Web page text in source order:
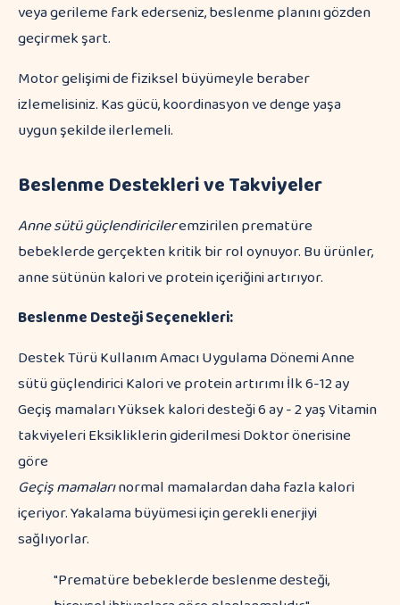
veya gerileme fark ederseniz, beslenme planını gözden
geçirmek şart.
Motor gelişimi de fiziksel büyümeyle beraber
izlemelisiniz. Kas gücü, koordinasyon ve denge yaşa
uygun şekilde ilerlemeli.
Beslenme Destekleri ve Takviyeler
Anne sütü güçlendiricileremzirilen prematüre
bebeklerde gerçekten kritik bir rol oynuyor. Bu ürünler,
anne sütünün kalori ve protein içeriğini artırıyor.
Beslenme Desteği Seçenekleri:
Destek Türü Kullanım Amacı Uygulama Dönemi Anne
sütü güçlendirici Kalori ve protein artırımı İlk 6-12 ay
Geçiş mamaları Yüksek kalori desteği 6 ay - 2 yaş Vitamin
takviyeleri Eksikliklerin giderilmesi Doktor önerisine
göre
Geçiş mamalarınormal mamalardan daha fazla kalori
içeriyor. Yakalama büyümesi için gerekli enerjiyi
sağlıyorlar.
"Prematüre bebeklerde beslenme desteği,